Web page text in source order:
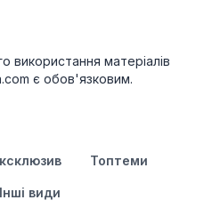
використання матеріалів
є обов'язковим.
Топтеми
Інші види